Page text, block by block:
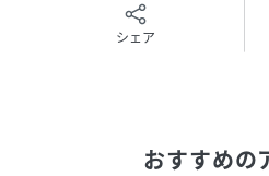
※乱暴に取り扱うと破損しやすく
こしやすいので、着用中や着脱
シェア
おすすめの